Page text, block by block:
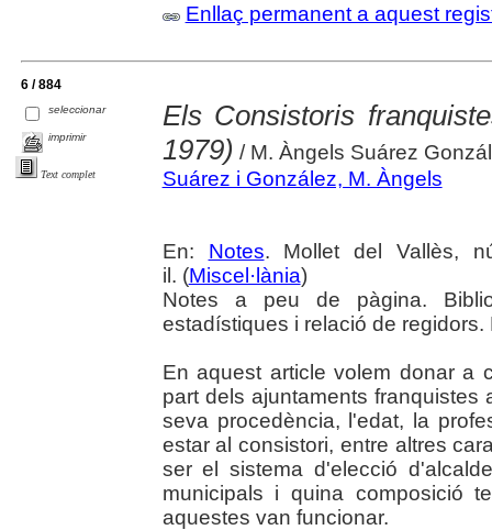
Enllaç permanent a aquest
6 / 884
seleccionar
imprimir
Text complet
Els Consistoris
1979) / M. Àngels Suárez
Suárez i González, M. Àngels
En: Notes. Mollet del Vallès,
il. (Miscel·lània)
Notes a peu de pàgina.
estadístiques i relació de
En aquest article volem donar a
part dels ajuntaments
seva procedència, l'edat, la
estar al consistori, entre altres
ser el sistema d'elecció
municipals i quina composició
aquestes van funcionar.